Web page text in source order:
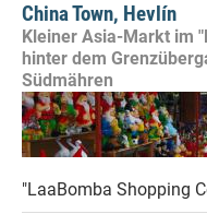
China Town, Hevlín
Kleiner Asia-Markt im
hinter dem
Südmähren
"LaaBomba Shopping